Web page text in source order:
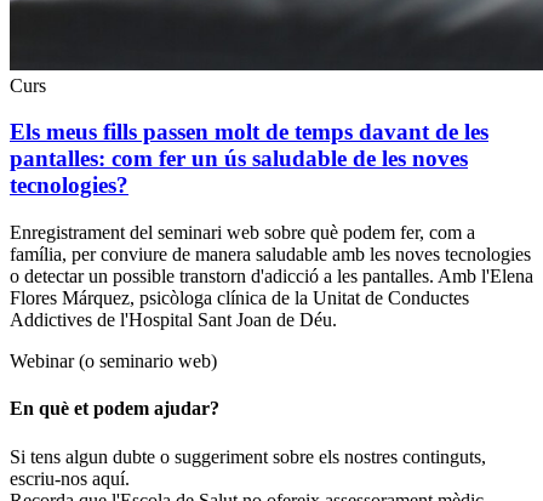
Curs
Els meus fills passen molt de temps davant de les
pantalles: com fer un ús saludable de les noves
tecnologies?
Enregistrament del seminari web sobre què podem fer, com a
família, per conviure de manera saludable amb les noves tecnologies
o detectar un possible transtorn d'adicció a les pantalles. Amb l'Elena
Flores Márquez, psicòloga clínica de la Unitat de Conductes
Addictives de l'Hospital Sant Joan de Déu.
Webinar (o seminario web)
En què et podem ajudar?
Si tens algun dubte o suggeriment sobre els nostres continguts,
escriu-nos aquí.